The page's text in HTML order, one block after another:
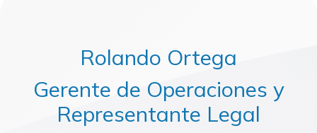
Rolando Ortega
Gerente de Operaciones y
Representante Legal